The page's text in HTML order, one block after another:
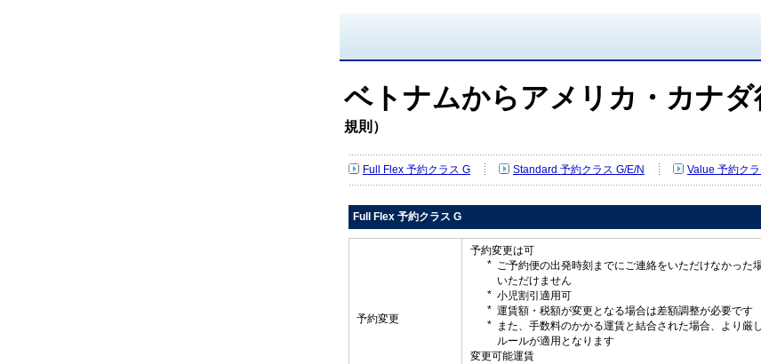
ベトナムからアメリカ・カナダ
規則）
Full Flex 予約クラス G Standard 予約クラス G/E/N Value 予約ク
Full Flex 予約クラス G
予約変更
予約変更は可
ご予約便の出発時刻までにご連絡をいただけなかった
いただけません
小児割引適用可
運賃額・税額が変更となる場合は差額調整が必要です
また、手数料のかかる運賃と結合された場合、より厳
ルールが適用となります
変更可能運賃